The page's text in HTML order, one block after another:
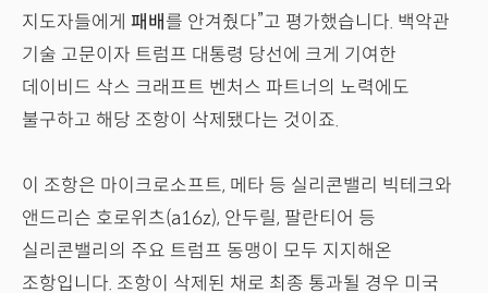
지도자들에게 패배를 안겨줬다”고 평가했습니다. 백악관
기술 고문이자 트럼프 대통령 당선에 크게 기여한
데이비드 삭스 크래프트 벤처스 파트너의 노력에도
불구하고 해당 조항이 삭제됐다는 것이죠.
이 조항은 마이크로소프트, 메타 등 실리콘밸리 빅테크와
앤드리슨 호로위츠(a16z), 안두릴, 팔란티어 등
실리콘밸리의 주요 트럼프 동맹이 모두 지지해온
조항입니다. 조항이 삭제된 채로 최종 통과될 경우 미국